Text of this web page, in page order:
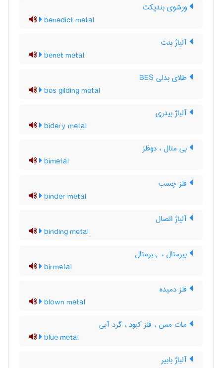
ورشوی بندیکت
benedict metal
آلیاژ بنت
benet metal
طلای بدلی BES
bes gilding metal
آلیاژ بیدری
bidery metal
بی متال ، دوفلز
bimetal
فلز چسب
binder metal
آلیاژ اتصال
binding metal
بیرمتال ، ہیرمتال
birmetal
فلز دمیده
blown metal
مات مس ، فلز کبود ، گرد آبی
blue metal
آلیاژ بابیر